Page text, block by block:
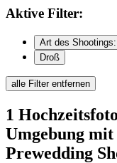
Aktive Filter:
Art des
Droß
alle Filter entfernen
1
Umgebung mit
Prewedding